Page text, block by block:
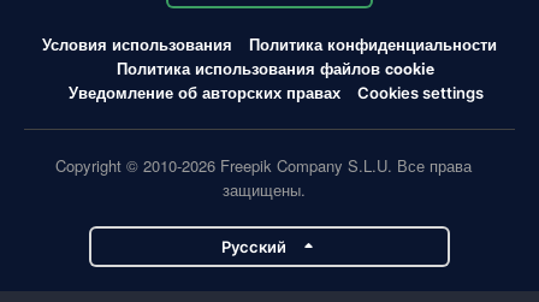
Условия использования
Политика конфиденциальности
Политика использования файлов cookie
Уведомление об авторских правах
Cookies settings
Copyright © 2010-2026 Freepik Company S.L.U. Все права
защищены.
Pусский